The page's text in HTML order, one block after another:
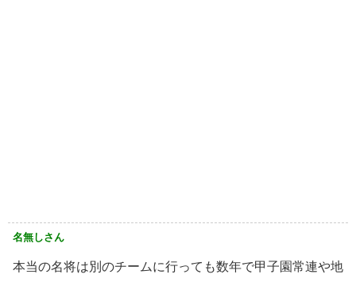
名無しさん
本当の名将は別のチームに行っても数年で甲子園常連や地